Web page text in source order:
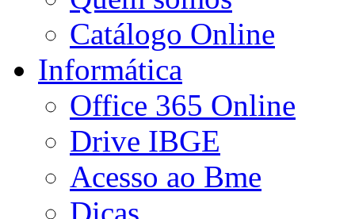
Catálogo Online
Informática
Office 365 Online
Drive IBGE
Acesso ao Bme
Dicas